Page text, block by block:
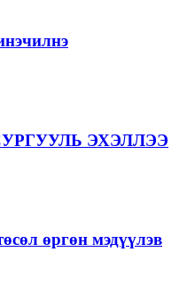
ЭХЭЛЛЭЭ
өргөн мэдүүлэв